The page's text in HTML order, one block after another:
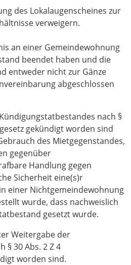
des Lokalaugenscheines zur
verweigern.
an einer Gemeindewohnung
beendet haben und die
entweder nicht zur Gänze
abgeschlossen
nach §
gekündigt worden sind
des Mietgegenstandes,
gegenüber
Handlung gegen
Sicherheit eine(s)r
einer Nichtgemeindewohnung
wurde, dass nachweislich
gesetzt wurde.
Weitergabe der
§ 30 Abs. 2 Z 4
worden sind.